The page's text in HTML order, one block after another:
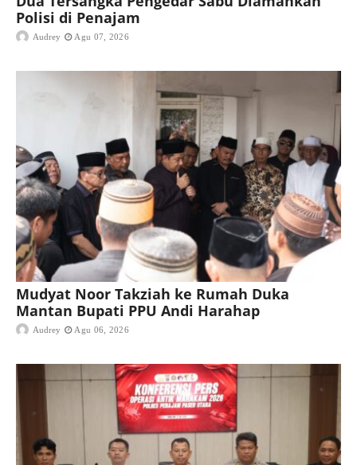
Polisi di Penajam
Audrey Agu 07, 2026
Mudyat Noor Takziah ke Rumah Duka
Mantan Bupati PPU Andi Harahap
Audrey Agu 06, 2026